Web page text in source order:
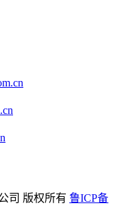
司 版权所有 鲁ICP备